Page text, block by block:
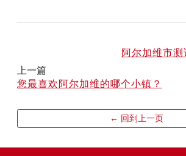
阿尔加维市
上一篇
您最喜欢阿尔加维的哪个小镇？
← 回到上一页